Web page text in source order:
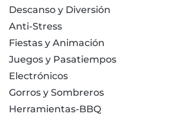
Descanso y Diversión
Anti-Stress
Fiestas y Animación
Juegos y Pasatiempos
Electrónicos
Gorros y Sombreros
Herramientas-BBQ